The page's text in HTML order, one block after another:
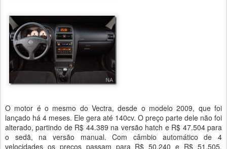
O motor é o mesmo do Vectra, desde o modelo 2009, que foi
lançado há 4 meses. Ele gera até 140cv. O preço parte dele não foi
alterado, partindo de R$ 44.389 na versão hatch e R$ 47.504 para
o sedã, na versão manual. Com câmbio automático de 4
velocidades os preços passam para R$ 50.240 e R$ 51.505,